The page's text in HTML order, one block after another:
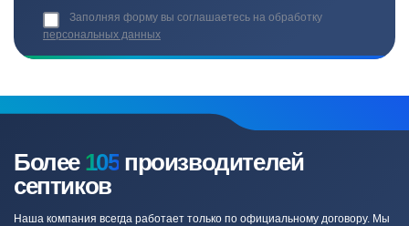
Заполняя форму вы соглашаетесь на обработку
персональных данных
Более 105 производителей
септиков
Наша компания всегда работает только по официальному договору. Мы